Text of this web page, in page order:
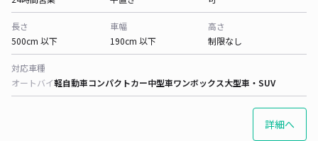
長さ
500cm 以下
車幅
190cm 以下
高さ
制限なし
対応車種
オートバイ軽自動車コンパクトカー中型車ワンボックス大型車・SUV
詳細へ